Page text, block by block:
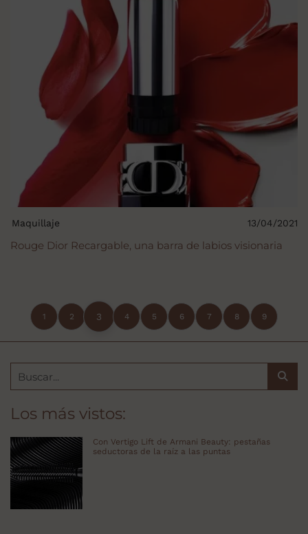
Rouge Dior Recargable, una barra de labios visionaria
Maquillaje 13/04/2021
1 2 3 4 5 6 7 8 9
Los más vistos:
Con Vertigo Lift de Armani Beauty: pestañas
seductoras de la raíz a las puntas